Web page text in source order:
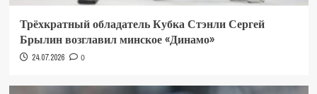
Трёхкратный обладатель Кубка Стэнли Сергей
Брылин возглавил минское «Динамо»
24.07.2026 0